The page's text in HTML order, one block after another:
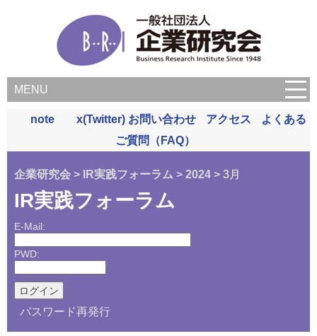
MENU
note x(Twitter) お問い合わせ アクセス
よくある
ご質問（FAQ）
企業研究会 > IR実践フォーラム > 2024 > 3月
IR実践フォーラム
E-Mail:
PWD:
パスワード再発行